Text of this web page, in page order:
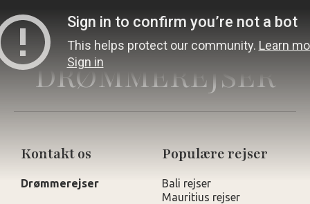
DRØMMEREJSER
Kontakt os
Drømmerejser
Populære rejser
Bali rejser
Mauritius rejser